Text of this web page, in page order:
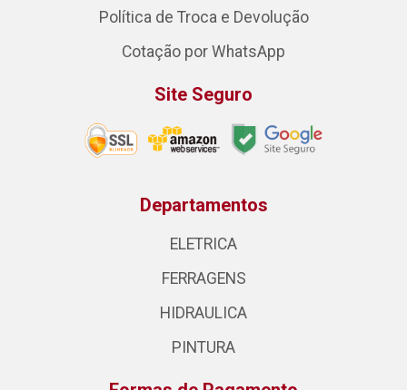
Política de Troca e Devolução
Cotação por WhatsApp
Site Seguro
Departamentos
ELETRICA
FERRAGENS
HIDRAULICA
PINTURA